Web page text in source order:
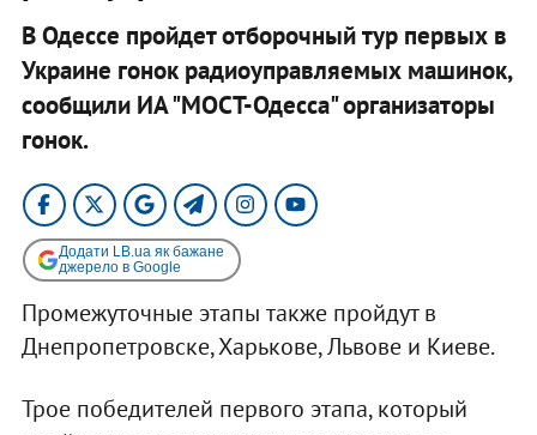
В Одессе пройдет отборочный тур первых в
Украине гонок радиоуправляемых машинок,
сообщили ИА "МОСТ-Одесса" организаторы
гонок.​
Додати LB.ua як бажане
джерело в Google
Промежуточные этапы также пройдут в
Днепропетровске, Харькове, Львове и Киеве.
Трое победителей первого этапа, который